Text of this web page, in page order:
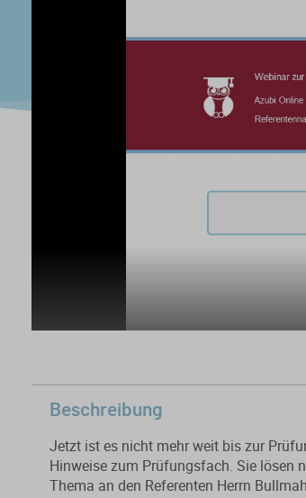
Beschreibung
Jetzt ist es nicht mehr weit bis zur
Hinweise zum Prüfungsfach. Sie lösen
Thema an den Referenten Herrn